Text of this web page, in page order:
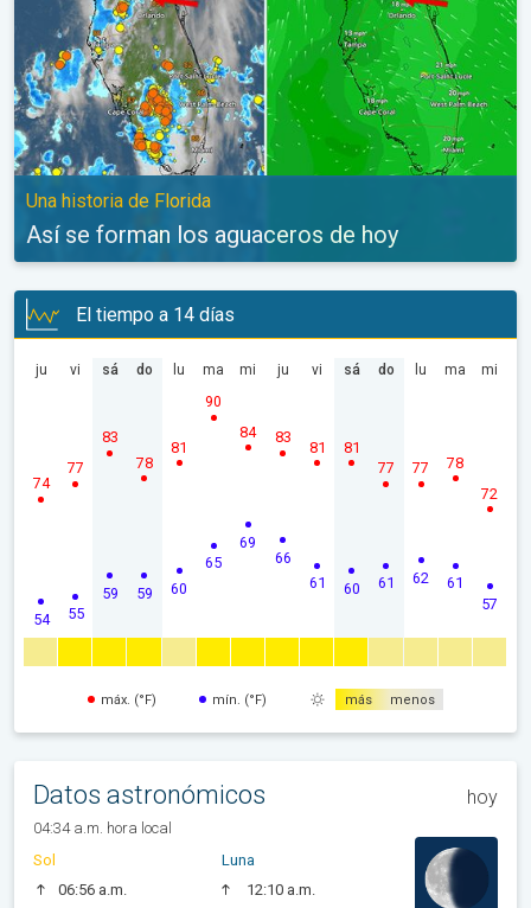
Una historia de Florida
Así se forman los aguaceros de hoy
El tiempo a 14 días
ju
54
74
vi
55
77
sá
59
83
do
59
78
lu
60
81
ma
65
90
mi
69
84
ju
66
83
vi
61
81
sá
60
81
do
61
77
lu
62
77
ma
61
78
mi
57
72
máx. (°F) mín. (°F) más menos
Datos astronómicos hoy
04:34 a.m. hora local
Sol
06:56 a.m.
Luna
12:10 a.m.